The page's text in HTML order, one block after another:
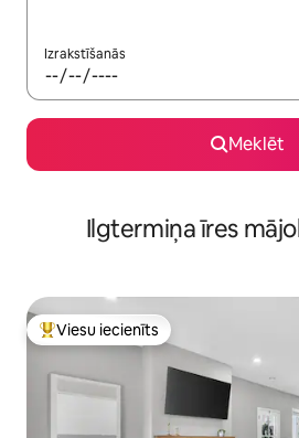
Izrakstīšanās
Meklēt
Ilgtermiņa īres
Populārs viesu iecienīts mājoklis
Viesu iecienīts